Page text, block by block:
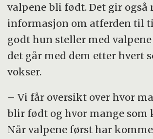
valpene bli født. Det gir også
informasjon om atferden til
godt hun steller med
det går med dem etter hvert
vokser.
– Vi får oversikt over hvor
blir født og hvor mange som
Når valpene først har